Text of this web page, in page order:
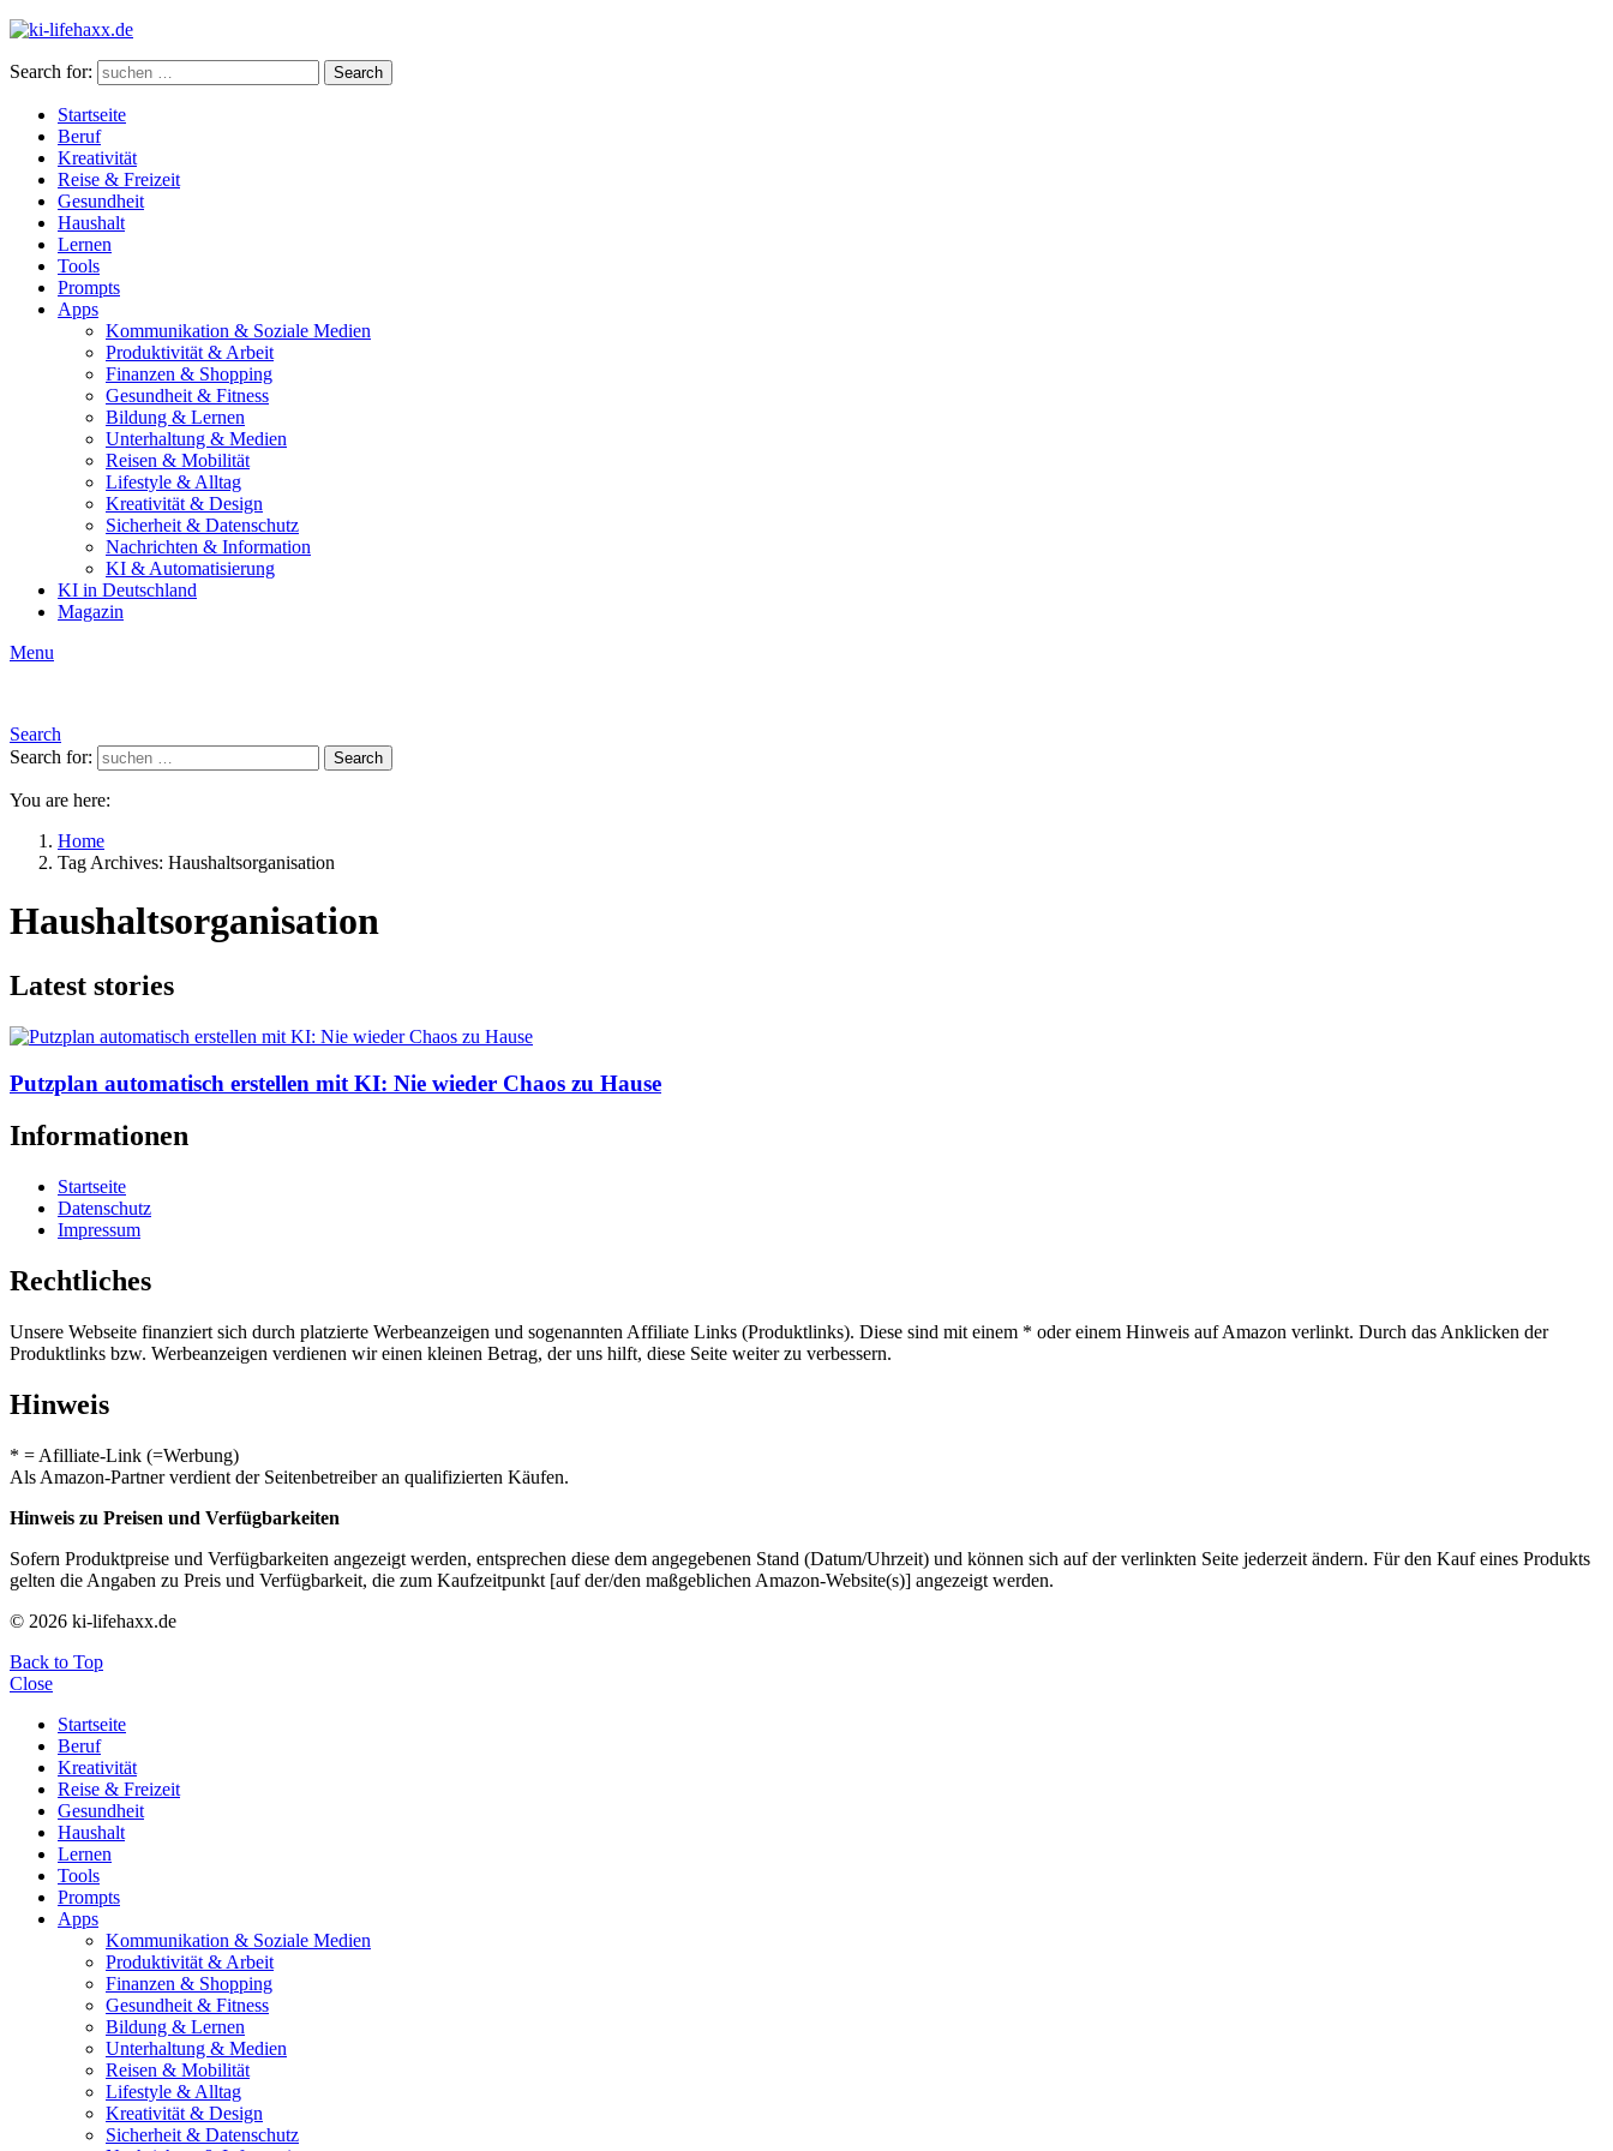
Search for: Search
Startseite
Beruf
Kreativität
Reise & Freizeit
Gesundheit
Haushalt
Lernen
Tools
Prompts
Apps
Kommunikation & Soziale Medien
Produktivität & Arbeit
Finanzen & Shopping
Gesundheit & Fitness
Bildung & Lernen
Unterhaltung & Medien
Reisen & Mobilität
Lifestyle & Alltag
Kreativität & Design
Sicherheit & Datenschutz
Nachrichten & Information
KI & Automatisierung
KI in Deutschland
Magazin
Menu
Search
Search for:
Search
You are here:
Home
Tag Archives: Haushaltsorganisation
Haushaltsorganisation
Latest stories
Putzplan automatisch erstellen mit KI: Nie wieder Chaos zu Hause
Informationen
Startseite
Datenschutz
Impressum
Rechtliches
Unsere Webseite finanziert sich durch platzierte Werbeanzeigen und sogenannten Affiliate Links (Produktlinks). Diese sind mit einem * oder einem Hinweis auf Amazon verlinkt. Durch das Anklicken der
Produktlinks bzw. Werbeanzeigen verdienen wir einen kleinen Betrag, der uns hilft, diese Seite weiter zu verbessern.
Hinweis
* = Afilliate-Link (=Werbung)
Als Amazon-Partner verdient der Seitenbetreiber an qualifizierten Käufen.
Hinweis zu Preisen und Verfügbarkeiten
Sofern Produktpreise und Verfügbarkeiten angezeigt werden, entsprechen diese dem angegebenen Stand (Datum/Uhrzeit) und können sich auf der verlinkten Seite jederzeit ändern. Für den Kauf eines Produkts
gelten die Angaben zu Preis und Verfügbarkeit, die zum Kaufzeitpunkt [auf der/den maßgeblichen Amazon-Website(s)] angezeigt werden.
© 2026 ki-lifehaxx.de
Back to Top
Close
Startseite
Beruf
Kreativität
Reise & Freizeit
Gesundheit
Haushalt
Lernen
Tools
Prompts
Apps
Kommunikation & Soziale Medien
Produktivität & Arbeit
Finanzen & Shopping
Gesundheit & Fitness
Bildung & Lernen
Unterhaltung & Medien
Reisen & Mobilität
Lifestyle & Alltag
Kreativität & Design
Sicherheit & Datenschutz